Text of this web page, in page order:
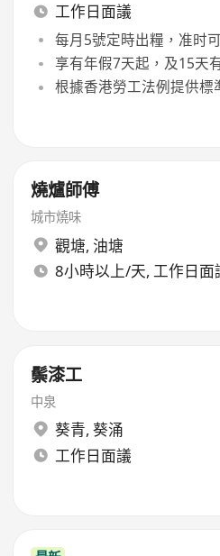
工作日面議
每月5號定時出糧，准时
享有年假7天起，及15天
根據香港勞工法例提供標
燒爐師傅
城市燒味
觀塘, 油塘
8小時以上/天, 工作日面
鬃漆工
中泉
葵青, 葵涌
工作日面議